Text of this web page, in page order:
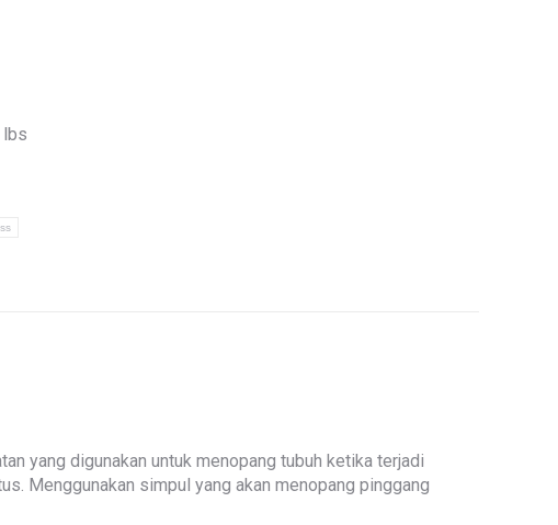
lbs
yang digunakan untuk menopang tubuh ketika terjadi
Menggunakan simpul yang akan menopang pinggang